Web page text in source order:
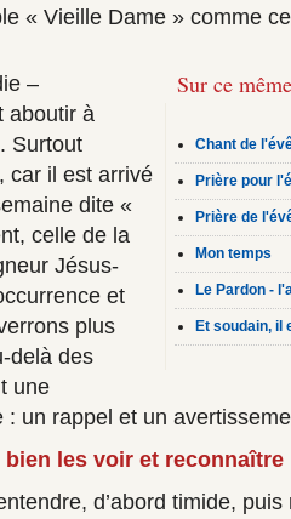
« Vieille Dame » comme
Sur ce
Chant de
Prière pour
Prière de
Mon temps
Le Pardon -
Et soudain, il
–
aboutir à
Surtout
car il est arrivé
dite «
celle de la
Jésus-
et
plus
delà des
une
: un rappel et un
les voir et reconnaître
d’abord timide,